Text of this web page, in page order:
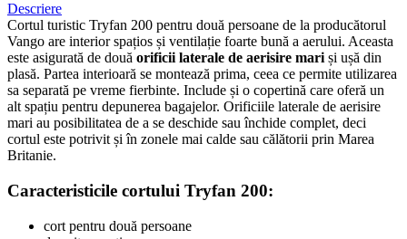
Descriere
Cortul turistic Tryfan 200 pentru două persoane de la producătorul
Vango are interior spațios și ventilație foarte bună a aerului. Aceasta
este asigurată de două orificii laterale de aerisire mariși ușă din
plasă. Partea interioară se montează prima, ceea ce permite utilizarea
sa separată pe vreme fierbinte. Include și o copertină care oferă un
alt spațiu pentru depunerea bagajelor. Orificiile laterale de aerisire
mari au posibilitatea de a se deschide sau închide complet, deci
cortul este potrivit și în zonele mai calde sau călătorii prin Marea
Britanie.
Caracteristicile cortului Tryfan 200:
cort pentru două persoane